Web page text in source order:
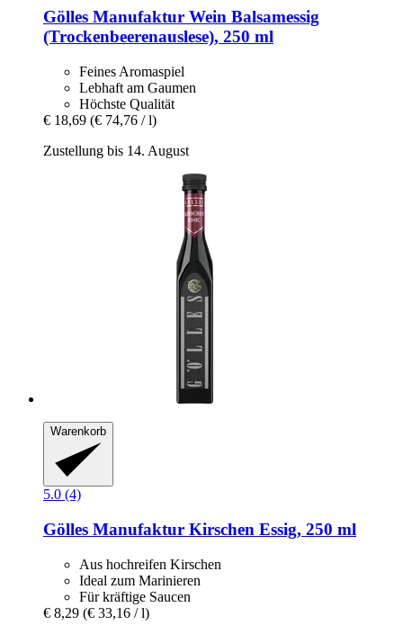
Gölles Manufaktur Wein Balsamessig
(Trockenbeerenauslese), 250 ml
Feines Aromaspiel
Lebhaft am Gaumen
Höchste Qualität
€ 18,69 (€ 74,76 / l)
Zustellung bis 14. August
Warenkorb
5.0 (4)
Gölles Manufaktur Kirschen Essig, 250 ml
Aus hochreifen Kirschen
Ideal zum Marinieren
Für kräftige Saucen
€ 8,29 (€ 33,16 / l)